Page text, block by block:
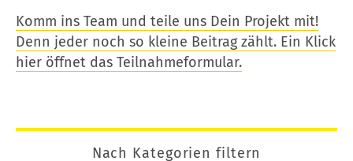
Komm ins Team und teile uns Dein Projekt mit!
Denn jeder noch so kleine Beitrag zählt. Ein Klick
hier öffnet das Teilnahmeformular.
Nach Kategorien filtern